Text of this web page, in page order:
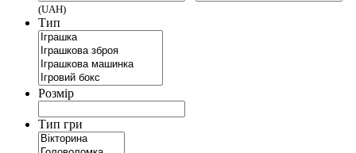
(UAH)
Тип
Розмір
Тип гри